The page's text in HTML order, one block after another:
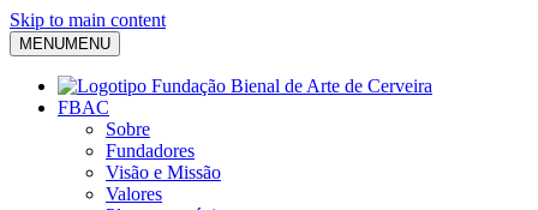
Skip to main content
MENUMENU
FBAC
Sobre
Fundadores
Visão e Missão
Valores